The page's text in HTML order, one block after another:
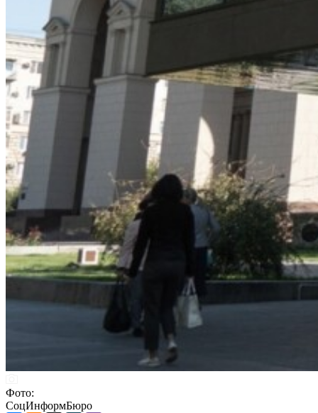
Фото:
СоцИнформБюро